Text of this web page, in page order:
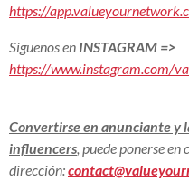
https://
Síguenos en INSTAGRAM =>
https://www.instagram.com/
Convertirse en anunciante y
influencers , puede ponerse
dirección: